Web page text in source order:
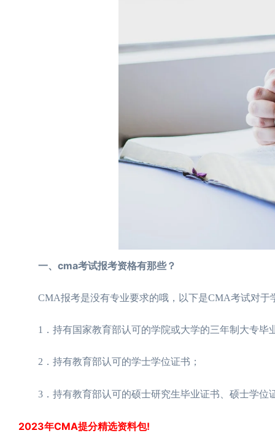
一、cma考试报考资格有那些？
CMA报考是没有专业要求的哦，以下是CMA考试对于
1．持有国家教育部认可的学院或大学的三年制大专毕
2．持有教育部认可的学士学位证书；
3．持有教育部认可的硕士研究生毕业证书、硕士学位
2023年CMA提分精选资料包!